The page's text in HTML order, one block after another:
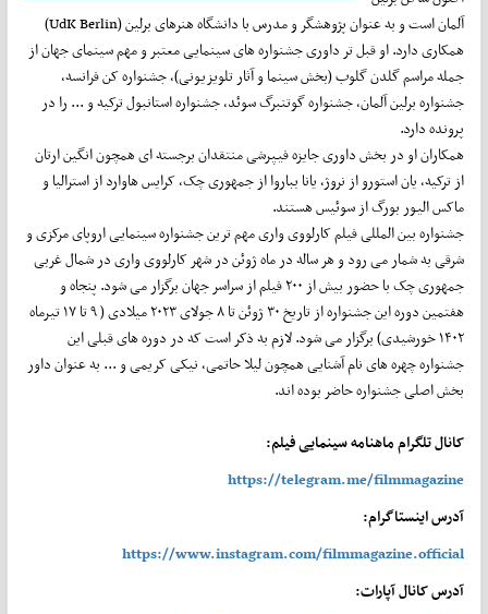
آلمان است و به عنوان پژوهشگر و مدرس با دانشگاه هنرهای برلین (UdK Berlin)
همکاری دارد. او قبل تر داوری جشنواره های سینمایی معتبر و مهم سینمای جهان از
جمله مراسم گلدن گلوب (بخش سینما و آثار تلویزیونی)، جشنواره کن فرانسه،
جشنواره برلین آلمان، جشنواره گوتنبرگ سوئد، جشنواره استانبول ترکیه و ... را در
پرونده دارد.
همکاران او در بخش داوری جایزه فیپرشی منتقدان برجسته ای همچون انگین ارتان
از ترکیه، یان استورو از نروژ، یانا بباروا از جمهوری چک، کرایس هاوارد از استرالیا و
ماکس الیور بورگ از سوئیس هستند.
جشنواره بین المللی فیلم کارلووی واری مهم ترین جشنواره سینمایی اروپای مرکزی و
شرقی به شمار می رود و هر ساله در ماه ژوئن در شهر کارلووی واری در شمال غربی
جمهوری چک با حضور بیش از ۲۰۰ فیلم از سراسر جهان برگزار می شود. پنجاه و
هفتمین دوره این جشنواره از تاریخ ۳۰ ژوئن تا ۸ جولای ۲۰۲۳ میلادی ( ۹ تا ۱۷ تیرماه
۱۴۰۲ خورشیدی) برگزار می شود. لازم به ذکر است که در دوره های قبلی این
جشنواره چهره های نام آشنایی همچون لیلا حاتمی، نیکی کریمی و ... به عنوان داور
بخش اصلی جشنواره حاضر بوده اند.
کانال تلگرام ماهنامه سینمایی فیلم:
https://telegram.me/filmmagazine
آدرس اینستاگرام:
https://www.instagram.com/filmmagazine.official
آدرس کانال آپارات: